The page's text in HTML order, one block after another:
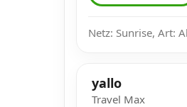
Netz: Sunrise, Art:
yallo
Travel Max